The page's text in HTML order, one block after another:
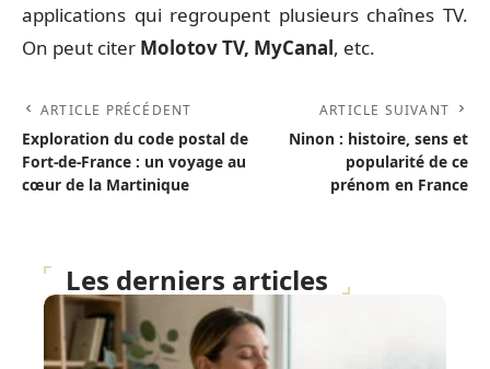
applications qui regroupent plusieurs chaînes TV.
On peut citer Molotov TV, MyCanal, etc.
ARTICLE PRÉCÉDENT
Exploration du code postal de
Fort-de-France : un voyage au
cœur de la Martinique
ARTICLE SUIVANT
Ninon : histoire, sens et
popularité de ce
prénom en France
Les derniers articles